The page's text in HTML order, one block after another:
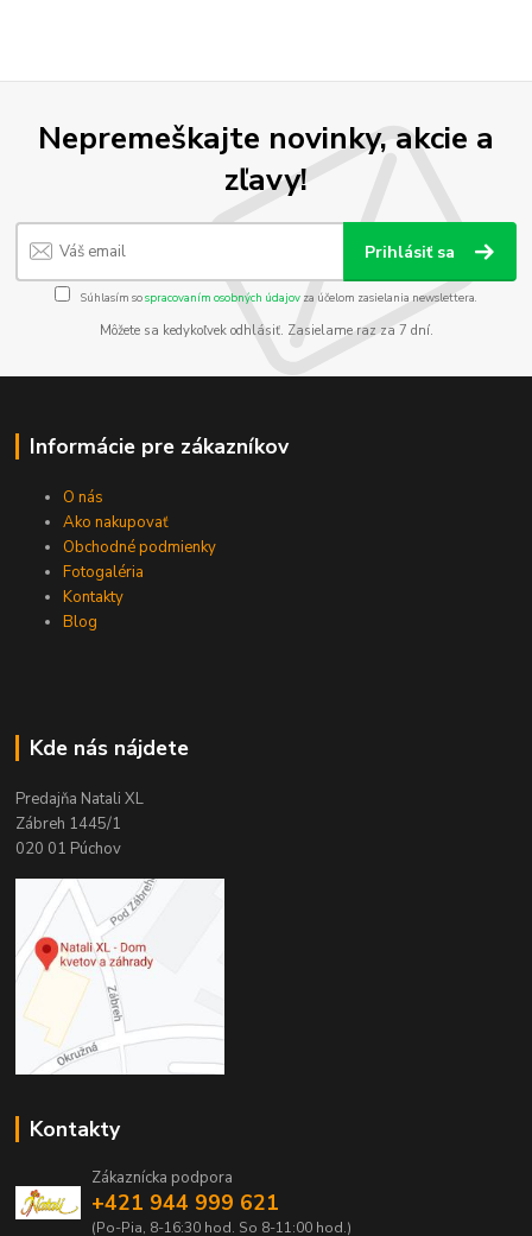
Nepremeškajte novinky, akcie a
zľavy!
Prihlásiť sa
Súhlasím sospracovaním osobných údajov za účelom zasielania newslettera.
Môžete sa kedykoľvek odhlásiť. Zasielame raz za 7 dní.
Informácie pre zákazníkov
O nás
Ako nakupovať
Obchodné podmienky
Fotogaléria
Kontakty
Blog
Kde nás nájdete
Predajňa Natali XL
Zábreh 1445/1
020 01 Púchov
Kontakty
Zákaznícka podpora
+421 944 999 621
(Po-Pia, 8-16:30 hod. So 8-11:00 hod.)